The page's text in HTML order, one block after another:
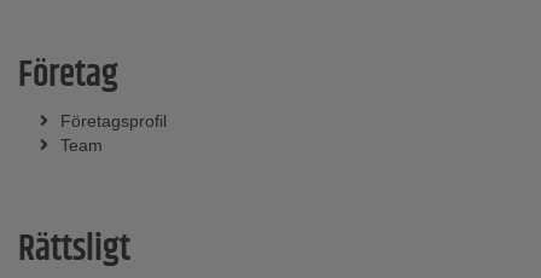
Företag
Företagsprofil
Team
Rättsligt